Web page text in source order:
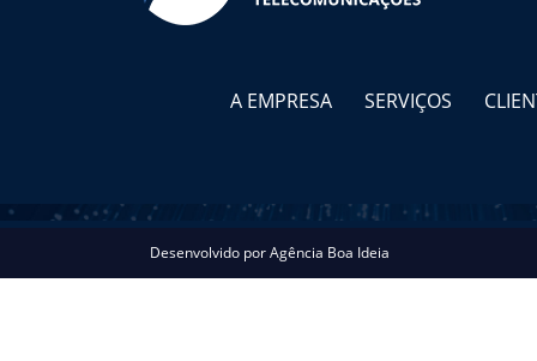
A EMPRESA SERVIÇOS
Desenvolvido porAgência Boa Ideia